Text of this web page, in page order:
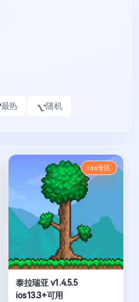
最热 随机
ios专区
泰拉瑞亚 v1.4.5.5
ios13.3+可用